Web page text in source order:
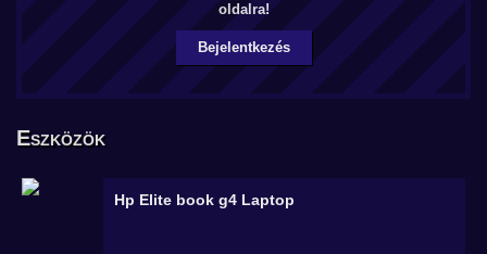
oldalra!
Bejelentkezés
Eszközök
Hp Elite book g4 Laptop